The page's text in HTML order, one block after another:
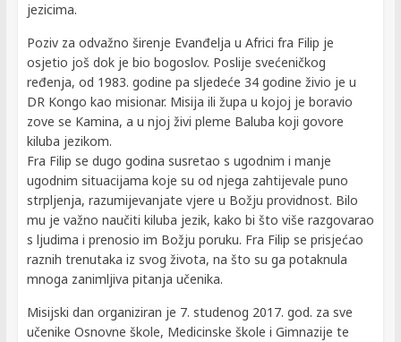
jezicima.
Poziv za odvažno širenje Evanđelja u Africi fra Filip je
osjetio još dok je bio bogoslov. Poslije svećeničkog
ređenja, od 1983. godine pa sljedeće 34 godine živio je u
DR Kongo kao misionar. Misija ili župa u kojoj je boravio
zove se Kamina, a u njoj živi pleme Baluba koji govore
kiluba jezikom.
Fra Filip se dugo godina susretao s ugodnim i manje
ugodnim situacijama koje su od njega zahtijevale puno
strpljenja, razumijevanjate vjere u Božju providnost. Bilo
mu je važno naučiti kiluba jezik, kako bi što više razgovarao
s ljudima i prenosio im Božju poruku. Fra Filip se prisjećao
raznih trenutaka iz svog života, na što su ga potaknula
mnoga zanimljiva pitanja učenika.
Misijski dan organiziran je 7. studenog 2017. god. za sve
učenike Osnovne škole, Medicinske škole i Gimnazije te